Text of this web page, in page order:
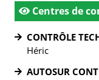
Centres de
CONTRÔLE
Héric
AUTOSUR